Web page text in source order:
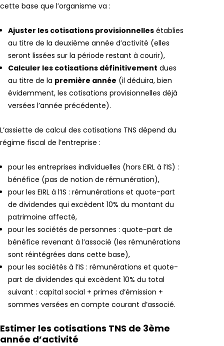
cette base que l’organisme va :
Ajuster les cotisations provisionnelles établies
au titre de la deuxième année d’activité (elles
seront lissées sur la période restant à courir),
Calculer les cotisations définitivement dues
au titre de la première année (il déduira, bien
évidemment, les cotisations provisionnelles déjà
versées l’année précédente).
L’assiette de calcul des cotisations TNS dépend du
régime fiscal de l’entreprise :
pour les entreprises individuelles (hors EIRL à l’IS) :
bénéfice (pas de notion de rémunération),
pour les EIRL à l’IS : rémunérations et quote-part
de dividendes qui excèdent 10% du montant du
patrimoine affecté,
pour les sociétés de personnes : quote-part de
bénéfice revenant à l’associé (les rémunérations
sont réintégrées dans cette base),
pour les sociétés à l’IS : rémunérations et quote-
part de dividendes qui excèdent 10% du total
suivant : capital social + primes d’émission +
sommes versées en compte courant d’associé.
Estimer les cotisations TNS de 3ème
année d’activité